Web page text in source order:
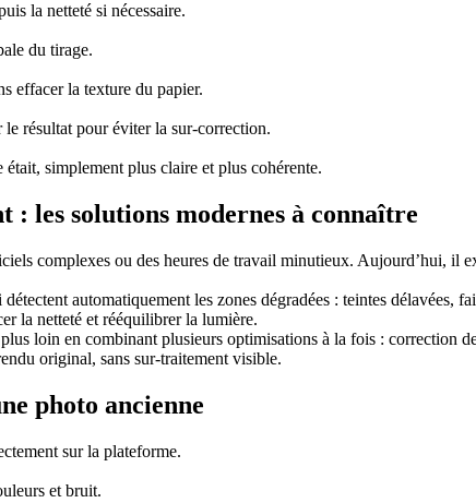
la netteté si nécessaire.
du tirage.
effacer la texture du papier.
résultat pour éviter la sur-correction.
simplement plus claire et plus cohérente.
les solutions modernes à connaître
complexes ou des heures de travail minutieux. Aujourd’hui, il
automatiquement les zones dégradées : teintes
la netteté et rééquilibrer la lumière.
loin en combinant plusieurs optimisations à la fois : correction
original, sans sur-traitement visible.
photo ancienne
sur la plateforme.
et bruit.